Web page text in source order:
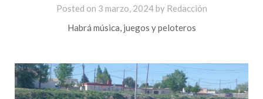
Posted on 3 marzo, 2024by Redacción
Habrá música, juegos y peloteros